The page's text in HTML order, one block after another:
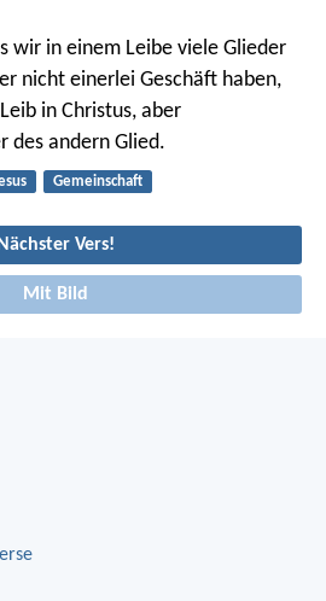
wir in einem Leibe viele Glieder
nicht einerlei Geschäft haben,
in Christus, aber
des andern Glied.
Gemeinschaft
Nächster Vers!
Mit Bild